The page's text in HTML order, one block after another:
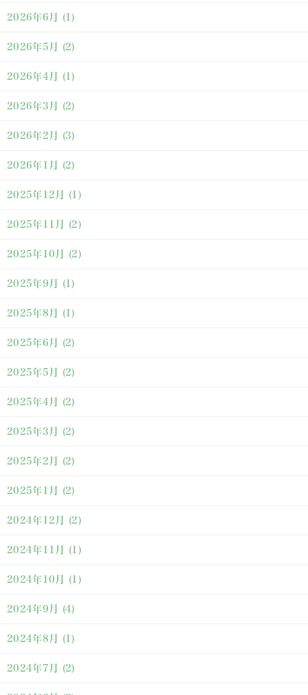
2026年6月 (1)
2026年5月 (2)
2026年4月 (1)
2026年3月 (2)
2026年2月 (3)
2026年1月 (2)
2025年12月 (1)
2025年11月 (2)
2025年10月 (2)
2025年9月 (1)
2025年8月 (1)
2025年6月 (2)
2025年5月 (2)
2025年4月 (2)
2025年3月 (2)
2025年2月 (2)
2025年1月 (2)
2024年12月 (2)
2024年11月 (1)
2024年10月 (1)
2024年9月 (4)
2024年8月 (1)
2024年7月 (2)